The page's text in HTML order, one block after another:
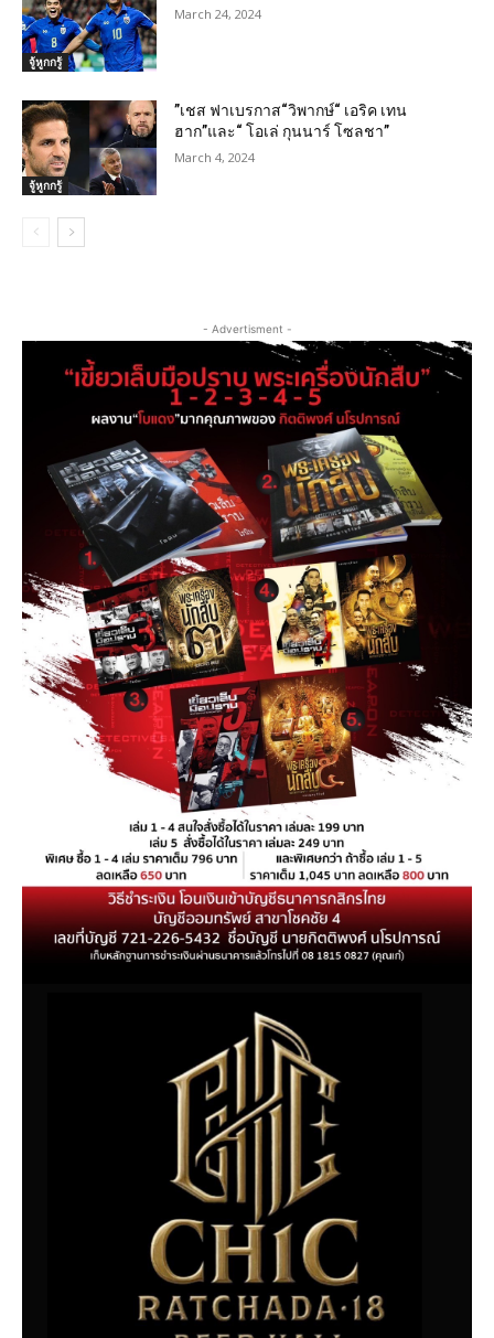
จู้หูกกรู้
March 24, 2024
จู้หูกกรู้
”เชส ฟาเบรกาส“วิพากษ์“ เอริค เทน
ฮาก”และ“ โอเล่ กุนนาร์ โซลชา”
March 4, 2024
- Advertisment -